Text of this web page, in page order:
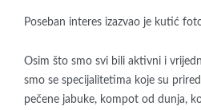
Poseban interes izazvao je kutić
Osim što smo svi bili aktivni i
smo se specijalitetima koje su
pečene jabuke, kompot od dunja,